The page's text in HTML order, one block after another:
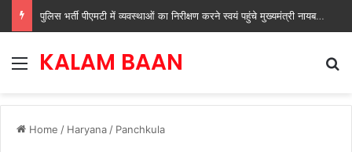
पुलिस भर्ती पीएमटी में व्यवस्थाओं का निरीक्षण करने स्वयं पहुंचे मुख्यमंत्री नायब सिंह सैनी
Menu
KALAM BAAN
Home / Haryana / Panchkula